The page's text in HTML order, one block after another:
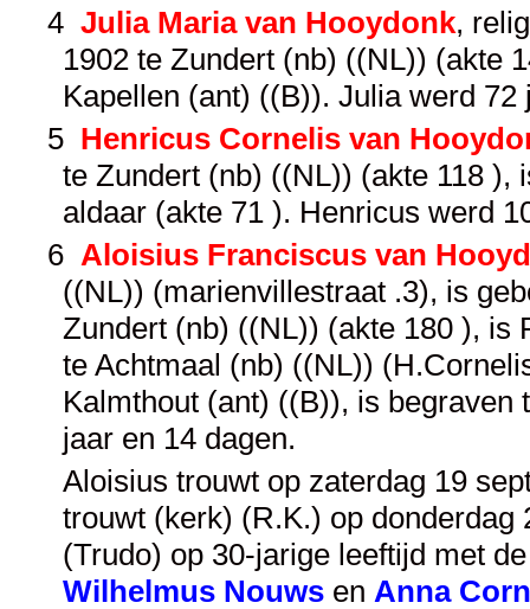
4 Julia Maria van Hooydonk,
1902 te Zundert (nb) ((NL)) (akte
Kapellen (ant) ((B)). Julia werd
5 Henricus Cornelis van
te Zundert (nb) ((NL)) (akte 118 ),
aldaar (akte 71 ). Henricus werd
6 Aloisius Franciscus van
((NL)) (marienvillestraat .3), is
Zundert (nb) ((NL)) (akte 180 ), is
te Achtmaal (nb) ((NL))
Kalmthout (ant) ((B)), is
jaar en 14 dagen.
Aloisius trouwt op zaterdag 19
trouwt (kerk) (R.K.) op
(Trudo) op 30-jarige leeftijd met
Wilhelmus Nouwsen Anna